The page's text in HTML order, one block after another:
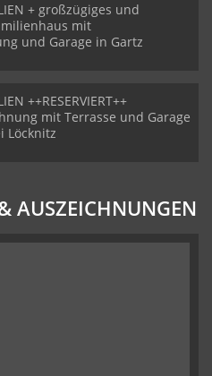
+ großzügiges und
mit
und Garage in Gartz
++RESERVIERT++
mit Terrasse und Garage
Löcknitz
AUSZEICHNUNGEN